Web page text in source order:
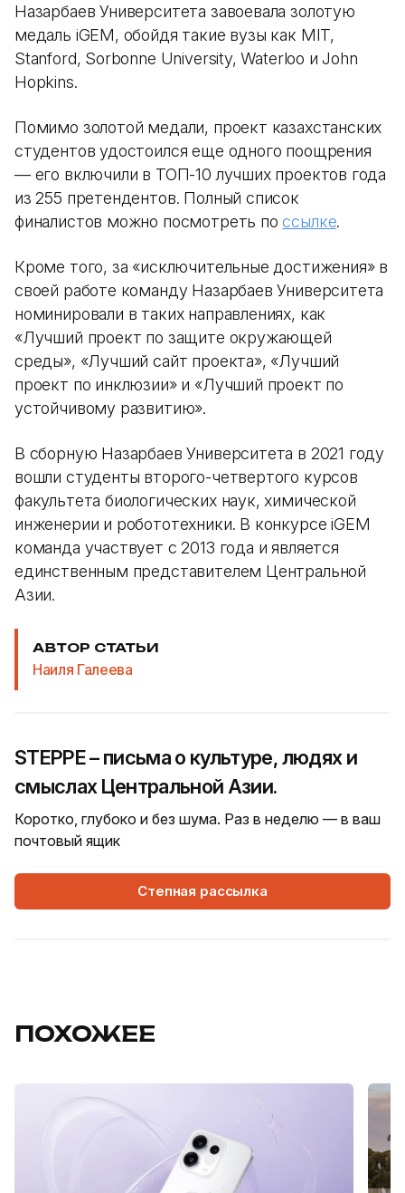
Назарбаев Университета завоевала золотую
медаль iGEM, обойдя такие вузы как MIT,
Stanford, Sorbonne University, Waterloo и John
Hopkins.
Помимо золотой медали, проект казахстанских
студентов удостоился еще одного поощрения
— его включили в ТОП-10 лучших проектов года
из 255 претендентов. Полный список
финалистов можно посмотреть поссылке.
Кроме того, за «исключительные достижения» в
своей работе команду Назарбаев Университета
номинировали в таких направлениях, как
«Лучший проект по защите окружающей
среды», «Лучший сайт проекта», «Лучший
проект по инклюзии» и «Лучший проект по
устойчивому развитию».
В сборную Назарбаев Университета в 2021 году
вошли студенты второго-четвертого курсов
факультета биологических наук, химической
инженерии и робототехники. В конкурсе iGEM
команда участвует с 2013 года и является
единственным представителем Центральной
Азии.
АВТОР СТАТЬИ
Наиля Галеева
STEPPE – письма о культуре, людях и
смыслах Центральной Азии.
Коротко, глубоко и без шума. Раз в неделю — в ваш
почтовый ящик
Степная рассылка
ПОХОЖЕЕ